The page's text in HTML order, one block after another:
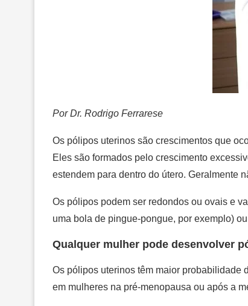
Por Dr. Rodrigo Ferrarese
Os pólipos uterinos são crescimentos que
Eles são formados pelo crescimento
estendem para dentro do útero. Geralmente
Os pólipos podem ser redondos ou ovais e
uma bola de pingue-pongue, por exemplo)
Qualquer mulher pode desenvolver
Os pólipos uterinos têm maior probabilidade
em mulheres na pré-menopausa ou após a